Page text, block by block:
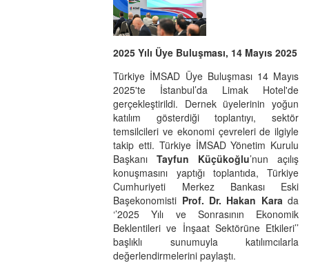
2025 Yılı Üye Buluşması, 14 Mayıs 2025
Türkiye İMSAD Üye Buluşması 14 Mayıs
2025'te İstanbul’da Limak Hotel'de
gerçekleştirildi. Dernek üyelerinin yoğun
katılım gösterdiği toplantıyı, sektör
temsilcileri ve ekonomi çevreleri de ilgiyle
takip etti. Türkiye İMSAD Yönetim Kurulu
BaşkanıTayfun Küçükoğlu’nun açılış
konuşmasını yaptığı toplantıda, Türkiye
Cumhuriyeti Merkez Bankası Eski
Başekonomisti Prof. Dr. Hakan Kara da
‘’2025 Yılı ve Sonrasının Ekonomik
Beklentileri ve İnşaat Sektörüne Etkileri’’
başlıklı sunumuyla katılımcılarla
değerlendirmelerini paylaştı.